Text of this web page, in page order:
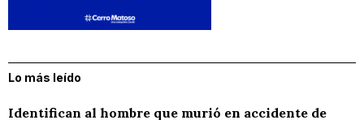
Lo más leído
Identifican al hombre que murió en accidente de